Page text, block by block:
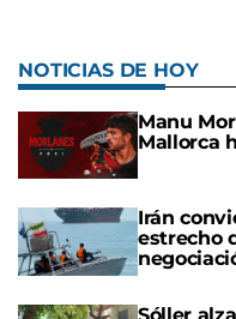
NOTICIAS DE HOY
Manu
Mallorca
Irán
estrecho
Sóller